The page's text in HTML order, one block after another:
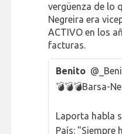
vergüenza de lo
Negreira era
ACTIVO en los
facturas.
Benito
💣💣💣Barsa-
Laporta habla
País: "Siempre